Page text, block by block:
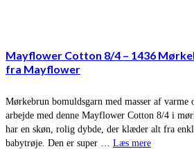
Mayflower Cotton 8/4 – 1436
fra Mayflower
Mørkebrun bomuldsgarn med masser af varme
arbejde med denne Mayflower Cotton 8/4 i
har en skøn, rolig dybde, der klæder alt fra
babytrøje. Den er super … Læs mere